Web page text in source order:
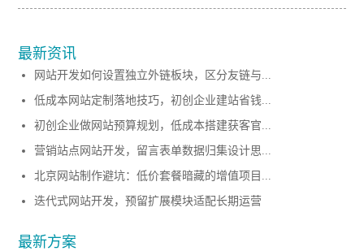
最新资讯
网站开发如何设置独立外链板块，区分友链与...
低成本网站定制落地技巧，初创企业建站省钱...
初创企业做网站预算规划，低成本搭建获客官...
营销站点网站开发，留言表单数据归集设计思...
北京网站制作避坑：低价套餐暗藏的增值项目...
迭代式网站开发，预留扩展模块适配长期运营
最新方案